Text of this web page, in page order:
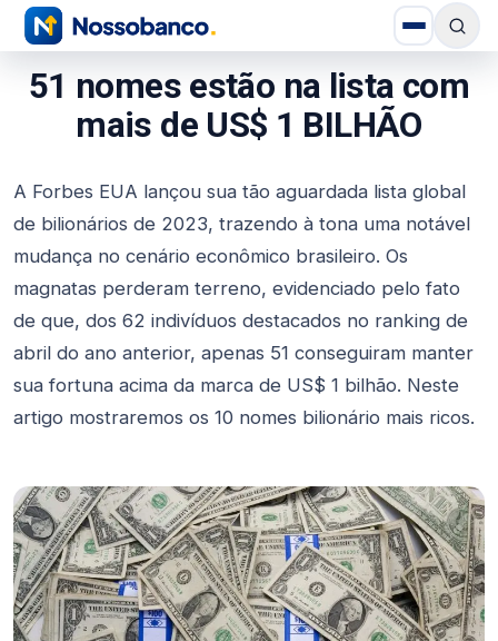
51 nomes estão na lista com
mais de US$ 1 BILHÃO
A Forbes EUA lançou sua tão aguardada lista global
de bilionários de 2023, trazendo à tona uma notável
mudança no cenário econômico brasileiro. Os
magnatas perderam terreno, evidenciado pelo fato
de que, dos 62 indivíduos destacados no ranking de
abril do ano anterior, apenas 51 conseguiram manter
sua fortuna acima da marca de US$ 1 bilhão. Neste
artigo mostraremos os 10 nomes bilionário mais ricos.